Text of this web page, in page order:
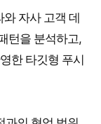
자사 고객 데
턴을 분석하고,
한 타깃형 푸시